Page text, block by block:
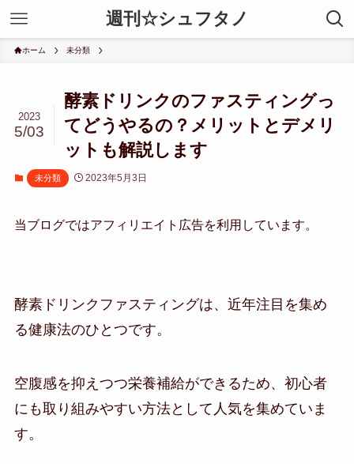
週刊☆シュフタノ
ホーム 未分類
酵素ドリンクのファスティングっ
てどうやるの？メリットとデメリ
ットも解説します
2023
5/03
未分類 2023年5月3日
当ブログではアフィリエイト広告を利用しています。
酵素ドリンクファスティングは、近年注目を集め
る健康法のひとつです。
空腹感を抑えつつ栄養補給ができるため、初心者
にも取り組みやすい方法として人気を集めていま
す。